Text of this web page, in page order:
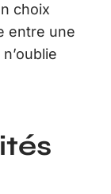
choix
entre une